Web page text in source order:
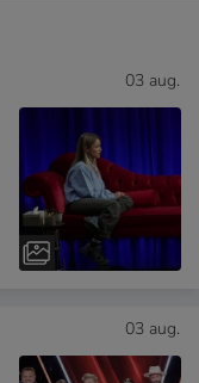
03 aug.
03 aug.